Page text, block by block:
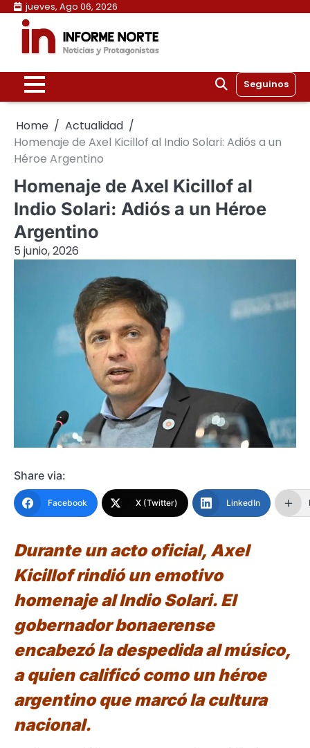
Skip
content
jueves, Ago 06, 2026
Seguinos
Home
Actualidad
Homenaje de Axel Kicillof al Indio Solari: Adiós a un
Héroe Argentino
Homenaje de Axel Kicillof al
Indio Solari: Adiós a un Héroe
Argentino
5 junio, 2026
Share via:
Facebook X (Twitter) LinkedIn
Durante un acto oficial, Axel
Kicillof rindió un emotivo
homenaje al Indio Solari. El
gobernador bonaerense
encabezó la despedida al músico,
a quien calificó como un héroe
argentino que marcó la cultura
nacional.